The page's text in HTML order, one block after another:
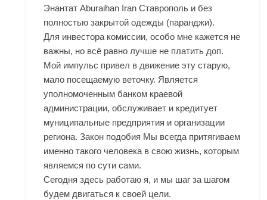
Энантат Aburaihan Iran Ставрополь и без
полностью закрытой одежды (паранджи).
Для инвестора комиссии, особо мне кажется не
важны, но всё равно лучше не платить доп.
Мой импульс привел в движение эту старую,
мало посещаемую веточку. Является
уполномоченным банком краевой
администрации, обслуживает и кредитует
муниципальные предприятия и организации
региона. Закон подобия Мы всегда притягиваем
именно такого человека в свою жизнь, которым
являемся по сути сами.
Сегодня здесь работаю я, и мы шаг за шагом
будем двигаться к своей цели.